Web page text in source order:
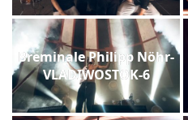
Breminale Philipp Nöhr-
VLADIWOSTOK-6